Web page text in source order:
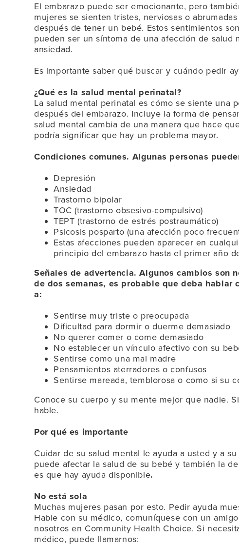
El embarazo puede ser emocionante, pero
mujeres se sienten tristes, nerviosas o
después de tener un bebé. Estos sentimientos
pueden ser un síntoma de una afección de salud
ansiedad.
Es importante saber qué buscar y cuándo pedir
¿Qué es la salud mental perinatal?
La salud mental perinatal es cómo se siente una
después del embarazo. Incluye la forma de
salud mental cambia de una manera que hace
podría significar que hay un problema mayor.
Condiciones comunes. Algunas personas
Depresión
Ansiedad
Trastorno bipolar
TOC (trastorno obsesivo-compulsivo)
TEPT (trastorno de estrés postraumático)
Psicosis posparto (una afección poco
Estas afecciones pueden aparecer en
principio del embarazo hasta el primer año
Señales de advertencia. Algunos cambios son
de dos semanas, es probable que deba hablar
a:
Sentirse muy triste o preocupada
Dificultad para dormir o duerme demasiado
No querer comer o come demasiado
No establecer un vínculo afectivo con su
Sentirse como una mal madre
Pensamientos aterradores o confusos
Sentirse mareada, temblorosa o como si su
Conoce su cuerpo y su mente mejor que nadie.
hable.
Por qué es importante
Cuidar de su salud mental le ayuda a usted y a
puede afectar la salud de su bebé y también la
es que hay ayuda disponible.
No está sola
Muchas mujeres pasan por esto. Pedir ayuda
Hable con su médico, comuníquese con un
nosotros en Community Health Choice. Si
médico, puede llamarnos: